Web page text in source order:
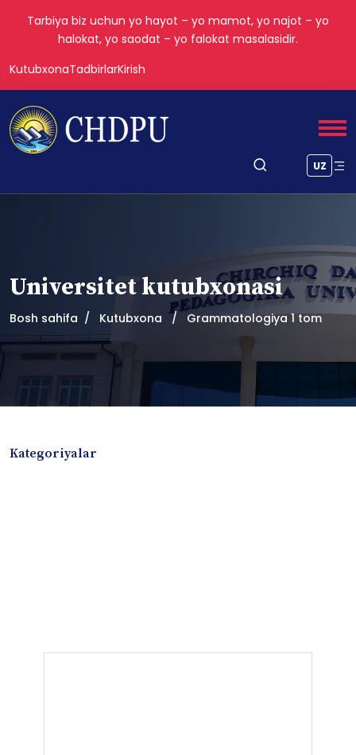
Tarbiya biz uchun yo hayot – yo mamot, yo najot – yo
halokat, yo saodat – yo falokat masalasidir.
KutubxonaTadbirlarKirish
UZ
Universitet kutubxonasi
Bosh sahifa Kutubxona Grammatologiya 1 tom
Kategoriyalar